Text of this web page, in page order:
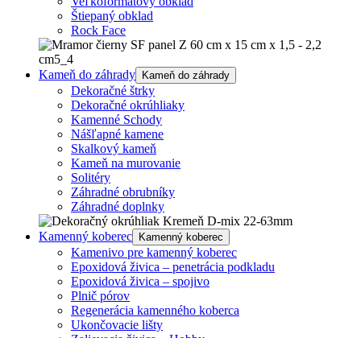
Štiepaný obklad
Rock Face
Kameň do záhrady Kameň do záhrady
Dekoračné štrky
Dekoračné okrúhliaky
Kamenné Schody
Nášľapné kamene
Skalkový kameň
Kameň na murovanie
Solitéry
Záhradné obrubníky
Záhradné doplnky
Kamenný koberec Kamenný koberec
Kamenivo pre kamenný koberec
Epoxidová živica – penetrácia podkladu
Epoxidová živica – spojivo
Plnič pórov
Regenerácia kamenného koberca
Ukončovacie lišty